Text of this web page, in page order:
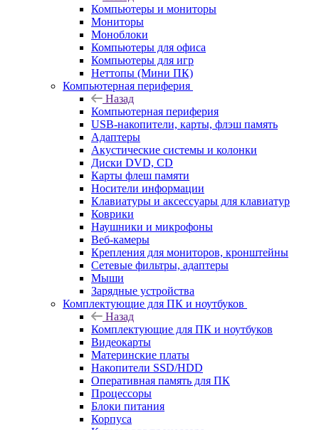
Компьютеры и мониторы
Мониторы
Моноблоки
Компьютеры для офиса
Компьютеры для игр
Неттопы (Мини ПК)
Компьютерная периферия
Назад
Компьютерная периферия
USB-накопители, карты, флэш память
Адаптеры
Акустические системы и колонки
Диски DVD, CD
Карты флеш памяти
Носители информации
Клавиатуры и аксессуары для клавиатур
Коврики
Наушники и микрофоны
Веб-камеры
Крепления для мониторов, кронштейны
Сетевые фильтры, адаптеры
Мыши
Зарядные устройства
Комплектующие для ПК и ноутбуков
Назад
Комплектующие для ПК и ноутбуков
Видеокарты
Материнские платы
Накопители SSD/HDD
Оперативная память для ПК
Процессоры
Блоки питания
Корпуса